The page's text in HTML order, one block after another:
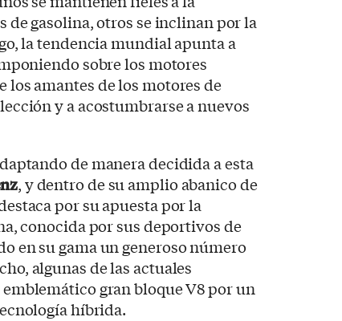
de gasolina, otros se inclinan por la
la tendencia mundial apunta a
sobre los motores
amantes de los motores de
y a acostumbrarse a nuevos
de manera decidida a esta
, y dentro de su amplio abanico de
por su apuesta por la
conocida por sus deportivos de
en su gama un generoso número
algunas de las actuales
gran bloque V8 por un
híbrida.